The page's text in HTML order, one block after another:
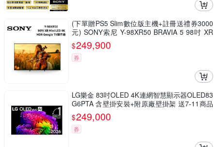
(下單贈PS5 Slim數位版主機+註冊送禮券3000
元) SONY索尼 Y-98XR50 BRAVIA 5 98吋 XR
Mini LED 4K HDR Google TV顯示器
$249,900
券
LG樂金 83吋OLED 4K連網智慧顯示器OLED83
G6PTA 含壁掛安裝+附原廠壁掛架 送7-11商品
卡9800元
$249,000
券